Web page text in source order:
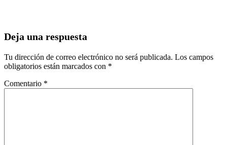
Deja una respuesta
Tu dirección de correo electrónico no será publicada. Los campos
obligatorios están marcados con *
Comentario *